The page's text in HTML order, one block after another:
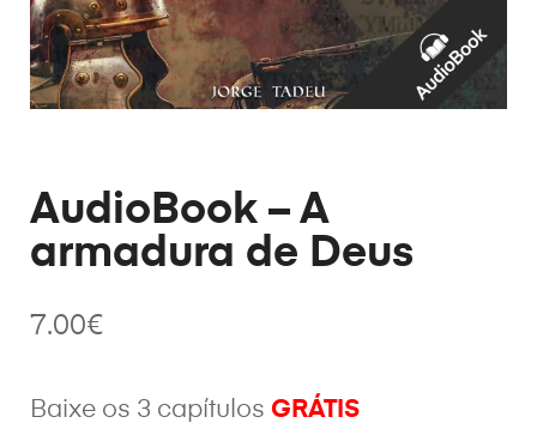
AudioBook – A
armadura de Deus
7.00€
Baixe os 3 capítulos GRÁTIS